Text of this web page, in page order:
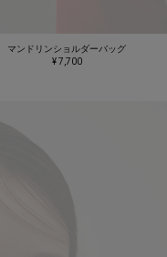
マンドリンショルダーバッグ
¥ 7,700